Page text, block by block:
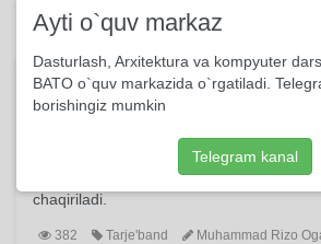
Dahr uyi bunyodkim...
Mazkur tarji’band tasavvufiy mazmunga
bo‘yi, vafosi yo‘q gulshanga, jafokor
o‘xshatiladi va insonni unga ko‘ngil berib,
chaqiriladi.
382 Tarje'band Muhammad Rizo
Ayti o`quv markaz
Dasturlash, Arxitektura va kompyuter
BATO o`quv markazida o`rgatiladi.
borishingiz mumkin
Telegram kanal